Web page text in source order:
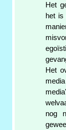
Het
het is
Het
nog